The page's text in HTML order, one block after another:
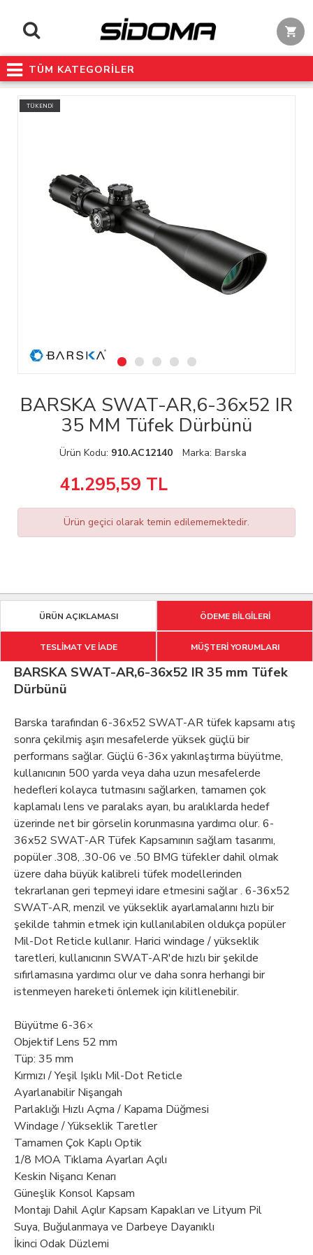
TÜM KATEGORİLER
TÜKENDİ
BARSKA SWAT-AR,6-36x52 IR
35 MM Tüfek Dürbünü
Ürün Kodu: 910.AC12140 Marka: Barska
41.295,59 TL
Ürün geçici olarak temin edilememektedir.
ÜRÜN AÇIKLAMASI ÖDEME BİLGİLERİ
TESLİMAT VE İADE MÜŞTERİ YORUMLARI
BARSKA SWAT-AR,6-36x52 IR 35 mm Tüfek
Dürbünü
Barska tarafından 6-36x52 SWAT-AR tüfek kapsamı atış
sonra çekilmiş aşırı mesafelerde yüksek güçlü bir
performans sağlar. Güçlü 6-36x yakınlaştırma büyütme,
kullanıcının 500 yarda veya daha uzun mesafelerde
hedefleri kolayca tutmasını sağlarken, tamamen çok
kaplamalı lens ve paralaks ayarı, bu aralıklarda hedef
üzerinde net bir görselin korunmasına yardımcı olur. 6-
36x52 SWAT-AR Tüfek Kapsamının sağlam tasarımı,
popüler .308, .30-06 ve .50 BMG tüfekler dahil olmak
üzere daha büyük kalibreli tüfek modellerinden
tekrarlanan geri tepmeyi idare etmesini sağlar . 6-36x52
SWAT-AR, menzil ve yükseklik ayarlamalarını hızlı bir
şekilde tahmin etmek için kullanılabilen oldukça popüler
Mil-Dot Reticle kullanır. Harici windage / yükseklik
taretleri, kullanıcının SWAT-AR'de hızlı bir şekilde
sıfırlamasına yardımcı olur ve daha sonra herhangi bir
istenmeyen hareketi önlemek için kilitlenebilir.
Büyütme 6-36×
Objektif Lens 52 mm
Tüp: 35 mm
Kırmızı / Yeşil Işıklı Mil-Dot Reticle
Ayarlanabilir Nişangah
Parlaklığı Hızlı Açma / Kapama Düğmesi
Windage / Yükseklik Taretler
Tamamen Çok Kaplı Optik
1/8 MOA Tıklama Ayarları Açılı
Keskin Nişancı Kenarı
Güneşlik Konsol Kapsam
Montajı Dahil Açılır Kapsam Kapakları ve Lityum Pil
Suya, Buğulanmaya ve Darbeye Dayanıklı
İkinci Odak Düzlemi